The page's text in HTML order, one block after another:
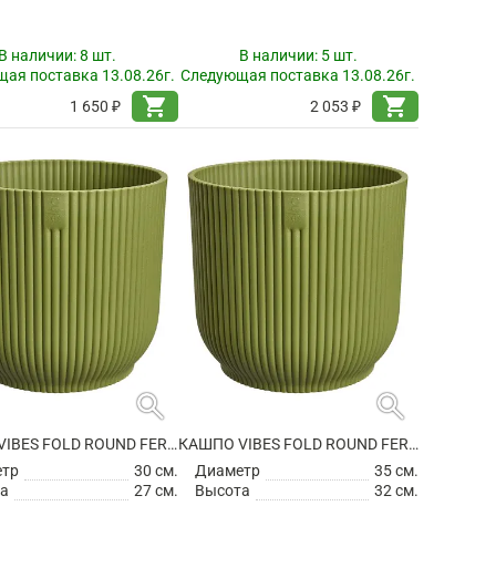
наличии:8 шт.
поставка 13.08.26г.
1 650 ₽
shopping_cart
В наличии: 5 шт.
Следующая поставка 13.08.26г.
2 053 ₽
shopping_cart
search
КАШПО VIBES FOLD ROUND FERN GREEN
30 см.
27 см.
search
КАШПО VIBES FOLD ROUND FERN GREEN
Диаметр
35 см.
Высота
32 см.